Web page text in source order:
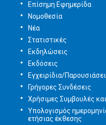
Επίσημη Εφημερίδα
Νομοθεσία
Νέα
Στατιστικές
Εκδηλώσεις
Εκδόσεις
Εγχειρίδια/
Γρήγορες Συνδέσεις
Χρήσιμες Συμβουλές
Υπολογισμός
ετήσιας έκθεσης